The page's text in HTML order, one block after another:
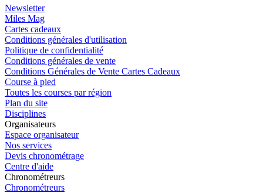
Newsletter
Miles Mag
Cartes cadeaux
Conditions générales d'utilisation
Politique de confidentialité
Conditions générales de vente
Conditions Générales de Vente Cartes Cadeaux
Course à pied
Toutes les courses par région
Plan du site
Disciplines
Organisateurs
Espace organisateur
Nos services
Devis chronométrage
Centre d'aide
Chronométreurs
Chronométreurs